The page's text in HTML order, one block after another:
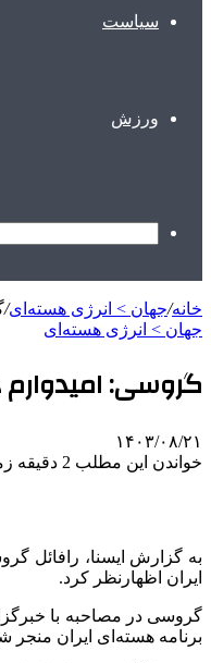
سیاست
ورزش
خانه/جهان > انرژی هسته‎‌ای /
جهان > انرژی هسته‎‌ای
گروسی:
۱۴۰۳/۰۸/۲۱
خواندن این مطلب 2 دقیقه زمان میبرد
ایران اظهارنظر کرد.
گروسی در مصاحبه با
برنامه هسته‌ای ایران منجر